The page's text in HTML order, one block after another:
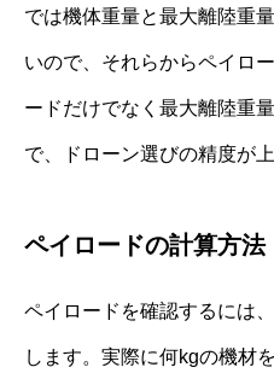
では機体重量と最大離陸重
いので、それらからペイロ
ードだけでなく最大離陸重
で、ドローン選びの精度が上
ペイロードの計算方法
ペイロードを確認するには
します。実際に何kgの機材